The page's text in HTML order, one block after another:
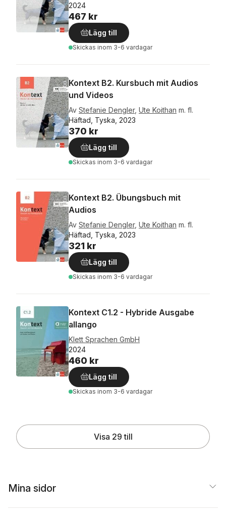
2024
467 kr
Lägg till
Skickas inom 3-6 vardagar
Kontext B2. Kursbuch mit Audios
und Videos
Av Stefanie Dengler, Ute Koithan m. fl.
Häftad, Tyska, 2023
370 kr
Lägg till
Skickas inom 3-6 vardagar
Kontext B2. Übungsbuch mit
Audios
Av Stefanie Dengler, Ute Koithan m. fl.
Häftad, Tyska, 2023
321 kr
Lägg till
Skickas inom 3-6 vardagar
Kontext C1.2 - Hybride Ausgabe
allango
Klett Sprachen GmbH
2024
460 kr
Lägg till
Skickas inom 3-6 vardagar
Visa 29 till
Mina sidor